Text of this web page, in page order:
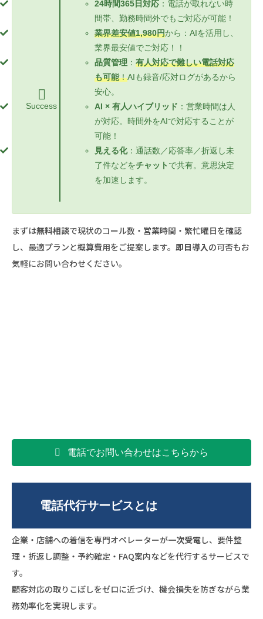
Success
24時間365日対応：電話が取れない時
間帯、勤務時間外でもご対応が可能！
業界差安値1,980円から：AIを活用し、
業界最安値でご対応！！
品質管理： 有人対応で難しい電話対応
も可能！AIも録音/応対ログがあるから
安心。
AI × 有人ハイブリッド ：営業時間は人
が対応。時間外をAIで対応することが
可能！
見える化：通話数／応答率／折返し未
了件などをチャット で共有。意思決定
を加速します。
まずは無料相談で現状のコール数・営業時間・繁忙曜日を確認
し、最適プランと概算費用をご提案します。 即日導入の可否もお
気軽にお問い合わせください。
電話でお問い合わせはこちらから
電話代行サービスとは
企業・店舗への着信を専門オペレーターが一次受電し、要件整
理・折返し調整・予約確定・FAQ案内などを代行するサービスで
す。
顧客対応の取りこぼしをゼロに近づけ、機会損失を防ぎながら業
務効率化を実現します。